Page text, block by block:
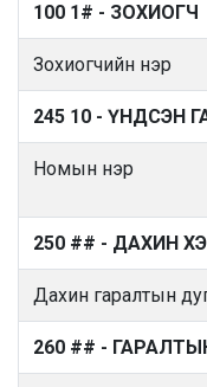
100 1# - ЗОХИОГЧ
Зохиогчийн нэр
245 10 - ҮНДСЭН
Номын нэр
250 ## - ДАХИН
Дахин гаралтын
260 ## -